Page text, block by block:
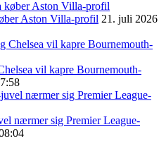
Aston Villa-profil 21. juli 2026
vil kapre Bournemouth-
nærmer sig Premier League-